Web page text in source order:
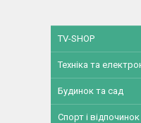
TV-SHOP
Техніка та
Будинок та сад
Спорт і відпочинок